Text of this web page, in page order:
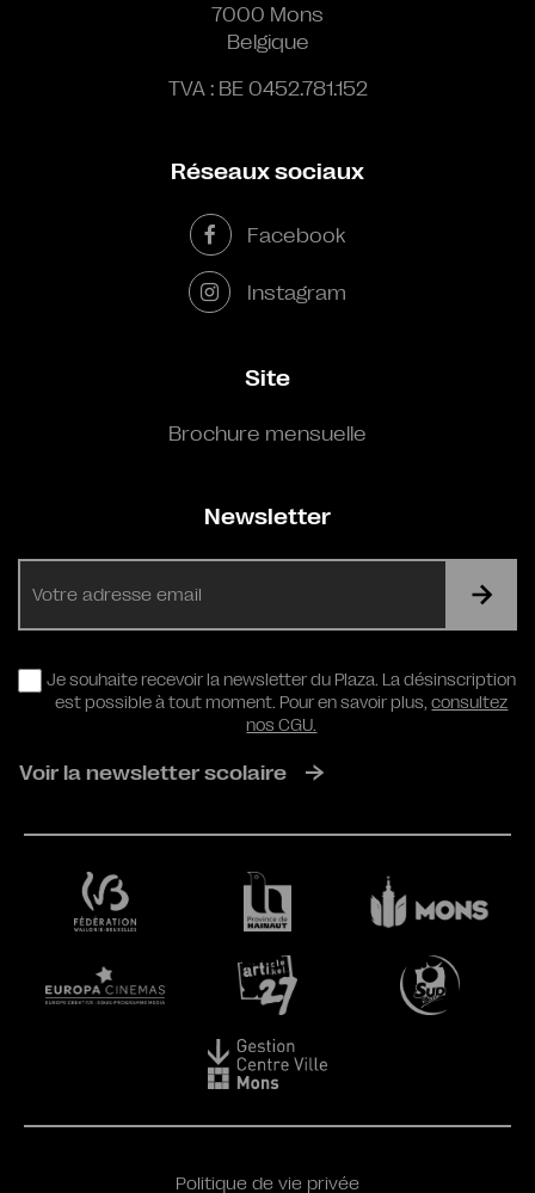
7000 Mons
Belgique
TVA : BE 0452.781.152
Réseaux sociaux
Facebook
Instagram
Site
Brochure mensuelle
Newsletter
RGPD
Je souhaite recevoir la newsletter du Plaza. La désinscription
est possible à tout moment. Pour en savoir plus,consultez
nos CGU.
Voir la newsletter scolaire
Politique de vie privée